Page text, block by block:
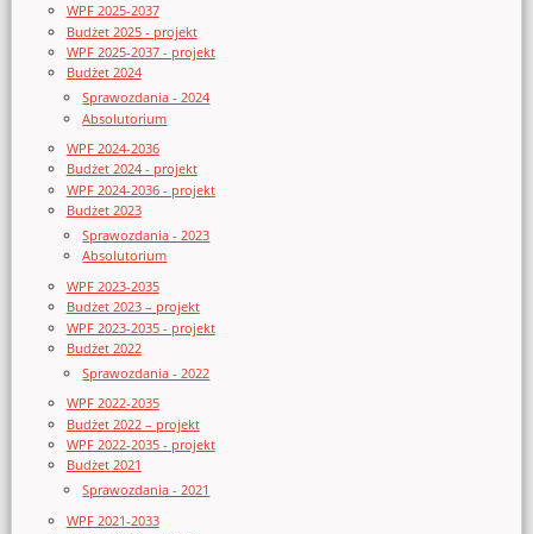
WPF 2025-2037
Budżet 2025 - projekt
WPF 2025-2037 - projekt
Budżet 2024
Sprawozdania - 2024
Absolutorium
WPF 2024-2036
Budżet 2024 - projekt
WPF 2024-2036 - projekt
Budżet 2023
Sprawozdania - 2023
Absolutorium
WPF 2023-2035
Budżet 2023 – projekt
WPF 2023-2035 - projekt
Budżet 2022
Sprawozdania - 2022
WPF 2022-2035
Budżet 2022 – projekt
WPF 2022-2035 - projekt
Budżet 2021
Sprawozdania - 2021
WPF 2021-2033